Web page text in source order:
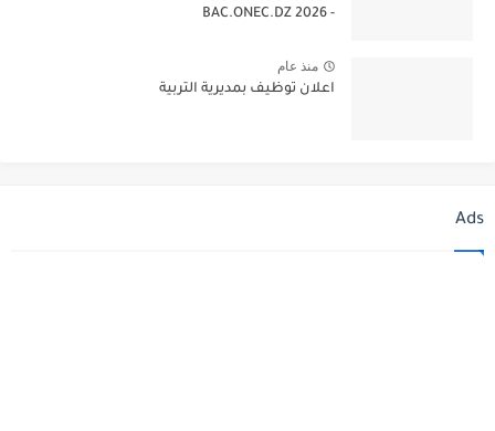
- 2026 BAC.ONEC.DZ
منذ عام
اعلان توظيف بمديرية التربية
Ads